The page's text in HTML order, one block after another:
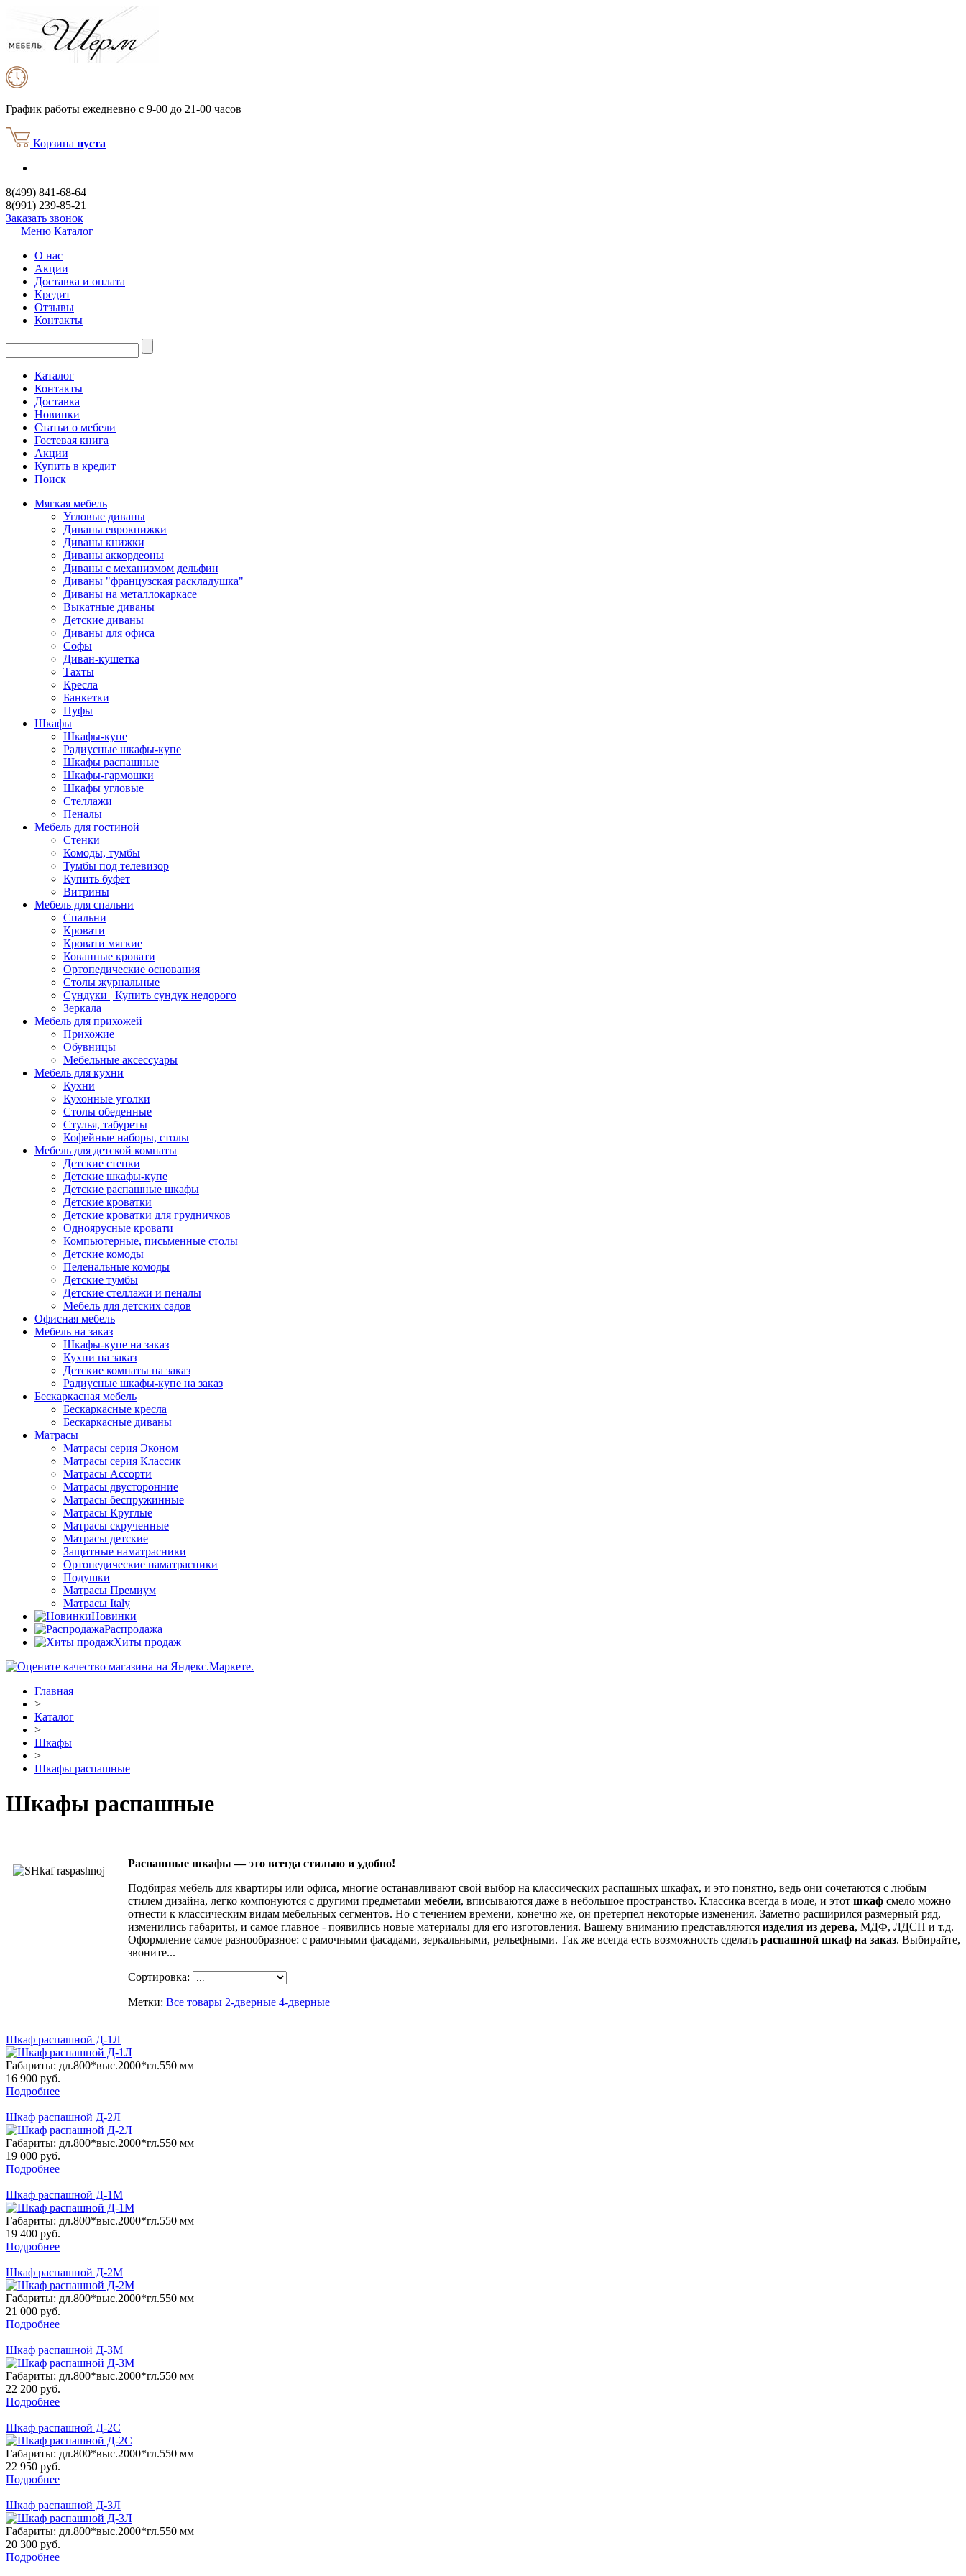
График работы ежедневно с 9-00 до 21-00 часов
Корзина пуста
8(499) 841-68-64
8(991) 239-85-21
Заказать звонок
Меню Каталог
О нас
Акции
Доставка и оплата
Кредит
Отзывы
Контакты
Каталог
Контакты
Доставка
Новинки
Статьи о мебели
Гостевая книга
Акции
Купить в кредит
Поиск
Мягкая мебель
Угловые диваны
Диваны еврокнижки
Диваны книжки
Диваны аккордеоны
Диваны с механизмом дельфин
Диваны "французская раскладушка"
Диваны на металлокаркасе
Выкатные диваны
Детские диваны
Диваны для офиса
Софы
Диван-кушетка
Тахты
Кресла
Банкетки
Пуфы
Шкафы
Шкафы-купе
Радиусные шкафы-купе
Шкафы распашные
Шкафы-гармошки
Шкафы угловые
Стеллажи
Пеналы
Мебель для гостиной
Стенки
Комоды, тумбы
Тумбы под телевизор
Купить буфет
Витрины
Мебель для спальни
Спальни
Кровати
Кровати мягкие
Кованные кровати
Ортопедические основания
Столы журнальные
Сундуки | Купить сундук недорого
Зеркала
Мебель для прихожей
Прихожие
Обувницы
Мебельные аксессуары
Мебель для кухни
Кухни
Кухонные уголки
Столы обеденные
Стулья, табуреты
Кофейные наборы, столы
Мебель для детской комнаты
Детские стенки
Детские шкафы-купе
Детские распашные шкафы
Детские кроватки
Детские кроватки для грудничков
Одноярусные кровати
Компьютерные, письменные столы
Детские комоды
Пеленальные комоды
Детские тумбы
Детские стеллажи и пеналы
Мебель для детских садов
Офисная мебель
Мебель на заказ
Шкафы-купе на заказ
Кухни на заказ
Детские комнаты на заказ
Радиусные шкафы-купе на заказ
Бескаркасная мебель
Бескаркасные кресла
Бескаркасные диваны
Матрасы
Матрасы серия Эконом
Матрасы серия Классик
Матрасы Ассорти
Матрасы двусторонние
Матрасы беспружинные
Матрасы Круглые
Матрасы скрученные
Матрасы детские
Защитные наматрасники
Ортопедические наматрасники
Подушки
Матрасы Премиум
Матрасы Italy
Новинки
Распродажа
Хиты продаж
Главная
>
Каталог
>
Шкафы
>
Шкафы распашные
Шкафы распашные
Распашные шкафы — это всегда стильно и удобно!
Подбирая мебель для квартиры или офиса, многие останавливают свой выбор на классических распашных шкафах, и это понятно, ведь они сочетаются с любым
стилем дизайна, легко компонуются с другими предметами мебели, вписываются даже в небольшое пространство. Классика всегда в моде, и этот шкаф смело можно
отнести к классическим видам мебельных сегментов. Но с течением времени, конечно же, он претерпел некоторые изменения. Заметно расширился размерный ряд,
изменились габариты, и самое главное - появились новые материалы для его изготовления. Вашему вниманию представляются изделия из дерева, МДФ, ЛДСП и т.д.
Оформление самое разнообразное: с рамочными фасадами, зеркальными, рельефными. Так же всегда есть возможность сделать распашной шкаф на заказ. Выбирайте,
звоните...
Сортировка:
Метки: Все товары 2-дверные 4-дверные
Шкаф распашной Д-1Л
Габариты: дл.800*выс.2000*гл.550 мм
16 900 руб.
Подробнее
Шкаф распашной Д-2Л
Габариты: дл.800*выс.2000*гл.550 мм
19 000 руб.
Подробнее
Шкаф распашной Д-1М
Габариты: дл.800*выс.2000*гл.550 мм
19 400 руб.
Подробнее
Шкаф распашной Д-2М
Габариты: дл.800*выс.2000*гл.550 мм
21 000 руб.
Подробнее
Шкаф распашной Д-3М
Габариты: дл.800*выс.2000*гл.550 мм
22 200 руб.
Подробнее
Шкаф распашной Д-2С
Габариты: дл.800*выс.2000*гл.550 мм
22 950 руб.
Подробнее
Шкаф распашной Д-3Л
Габариты: дл.800*выс.2000*гл.550 мм
20 300 руб.
Подробнее